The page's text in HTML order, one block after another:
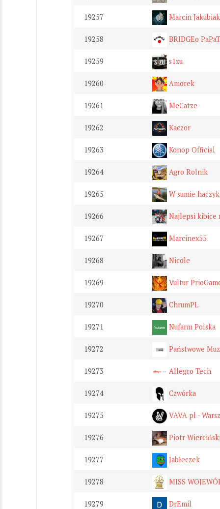
19257 Marcin Jakubiak
19258 BRIDGEo
19259 s1zu
19260 Amorek
19261 MeCatze
19262 Kaczor
19263 Konop Official
19264 Agro Rolnik
19265 W sumie haczyk
19266 Najlepsi kibice
19267 Marcinex55
19268 Nicole
19269 Vultur
19270 ChrumPL
19271 Nufarm Polska
19272 Państwowe
19273 Allegro Tech
19274 Czwórka
19275 VAVA pl -
19276 Piotr
19277 Jabłeczek
19278 MISS
19279 DrEmil